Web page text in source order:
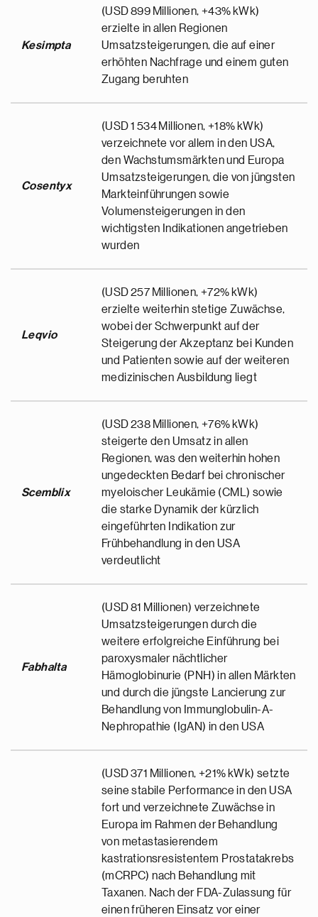
Kesimpta
(USD 899 Millionen, +43% kWk)
erzielte in allen Regionen
Umsatzsteigerungen, die auf einer
erhöhten Nachfrage und einem guten
Zugang beruhten
Cosentyx
(USD 1 534 Millionen, +18% kWk)
verzeichnete vor allem in den USA,
den Wachstumsmärkten und Europa
Umsatzsteigerungen, die von jüngsten
Markteinführungen sowie
Volumensteigerungen in den
wichtigsten Indikationen angetrieben
wurden
Leqvio
(USD 257 Millionen, +72% kWk)
erzielte weiterhin stetige Zuwächse,
wobei der Schwerpunkt auf der
Steigerung der Akzeptanz bei Kunden
und Patienten sowie auf der weiteren
medizinischen Ausbildung liegt
Scemblix
(USD 238 Millionen, +76% kWk)
steigerte den Umsatz in allen
Regionen, was den weiterhin hohen
ungedeckten Bedarf bei chronischer
myeloischer Leukämie (CML) sowie
die starke Dynamik der kürzlich
eingeführten Indikation zur
Frühbehandlung in den USA
verdeutlicht
Fabhalta
(USD 81 Millionen) verzeichnete
Umsatzsteigerungen durch die
weitere erfolgreiche Einführung bei
paroxysmaler nächtlicher
Hämoglobinurie (PNH) in allen Märkten
und durch die jüngste Lancierung zur
Behandlung von Immunglobulin-A-
Nephropathie (IgAN) in den USA
(USD 371 Millionen, +21% kWk) setzte
seine stabile Performance in den USA
fort und verzeichnete Zuwächse in
Europa im Rahmen der Behandlung
von metastasierendem
kastrationsresistentem Prostatakrebs
(mCRPC) nach Behandlung mit
Taxanen. Nach der FDA-Zulassung für
einen früheren Einsatz vor einer